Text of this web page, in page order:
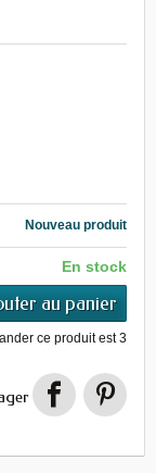
Nouveau produit
En stock
au panier
ce produit est3